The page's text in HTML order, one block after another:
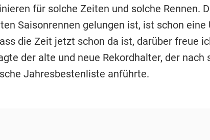
für solche Zeiten und solche Rennen.
Saisonrennen gelungen ist, ist schon eine
die Zeit jetzt schon da ist, darüber freue
der alte und neue Rekordhalter, der nach
Jahresbestenliste anführte.